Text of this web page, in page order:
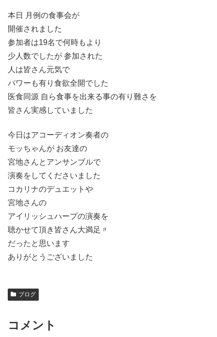
本日 月例の食事会が
開催されました
参加者は19名で何時もより
少人数でしたが 参加された
人は皆さん元気で
パワーも有り食欲全開でした
医食同源 自ら食事を出来る事の有り難さを
皆さん実感していました
今日はアコーディオン奏者の
モッちゃんが お友達の
宮地さんとアンサンブルで
演奏をしてくださいました
コカリナのデュエットや
宮地さんの
アイリッシュハープの演奏を
聴かせて頂き皆さん大満足〃
だったと思います
ありがとうございました
ブログ
コメント